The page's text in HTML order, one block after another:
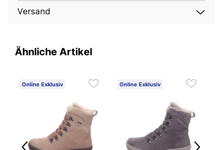
Versand
Ähnliche Artikel
Online Exklusiv Online Exklusiv